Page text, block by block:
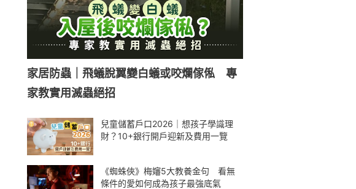
家居防蟲｜飛蟻脫翼變白蟻或咬爛傢俬 專
家教實用滅蟲絕招
兒童儲蓄戶口2026｜想孩子學識理
財？10+銀行開戶迎新及費用一覽
《蜘蛛俠》梅嬸5大教養金句 看無
條件的愛如何成為孩子最強底氣